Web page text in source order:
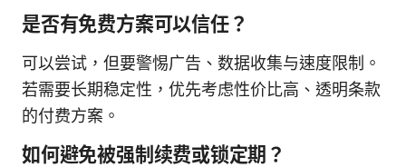
是否有免费方案可以信任？
可以尝试，但要警惕广告、数据收集与速度限制。
若需要长期稳定性，优先考虑性价比高、透明条款
的付费方案。
如何避免被强制续费或锁定期？